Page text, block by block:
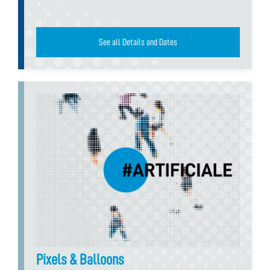
See all Details and Dates
Pixels & Balloons